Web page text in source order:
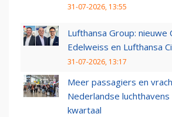
31-07-2026, 13:55
Lufthansa Group: nieuwe
Edelweiss en Lufthansa
31-07-2026, 13:17
Meer passagiers en
Nederlandse
kwartaal